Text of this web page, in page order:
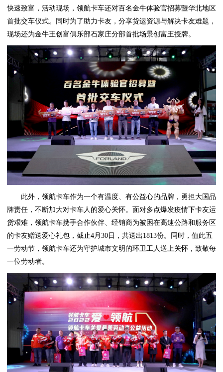
快速致富，活动现场，领航卡车还对百名金牛体验官招募暨华北地区
首批交车仪式。同时为了助力卡友，分享货运资源与解决卡友难题，
现场还为金牛王创富俱乐部石家庄分部首批场景创富王授牌。
此外，领航卡车作为一个有温度、有公益心的品牌，勇担大国品
牌责任，不断加大对卡车人的爱心关怀。面对多点爆发疫情下卡友运
货艰难，领航卡车携手合作伙伴、经销商为被困在高速公路和服务区
的卡友赠送爱心礼包，截止4月30日，共送出1813份。同时，值此五
一劳动节，领航卡车还为守护城市文明的环卫工人送上关怀，致敬每
一位劳动者。